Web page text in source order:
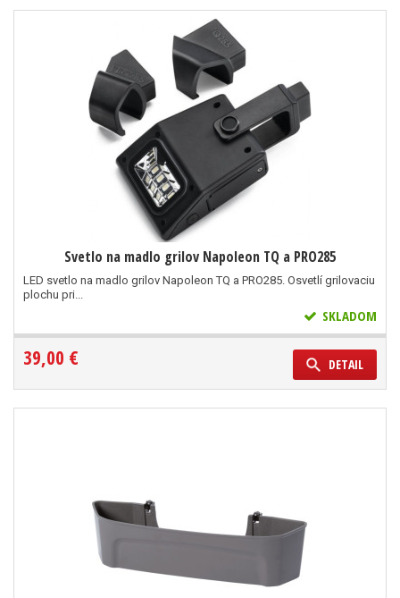
Svetlo na madlo grilov Napoleon TQ a PRO285
LED svetlo na madlo grilov Napoleon TQ a PRO285. Osvetlí grilovaciu
plochu pri...
SKLADOM
39,00 € DETAIL